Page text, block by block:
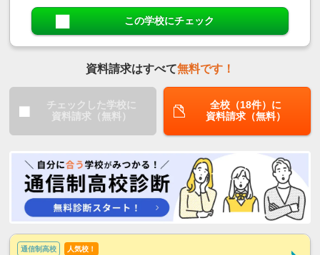
この学校にチェック
資料請求はすべて無料です！
チェックした学校に
資料請求（無料）
全校（18件）に
資料請求（無料）
通信制高校 人気校！